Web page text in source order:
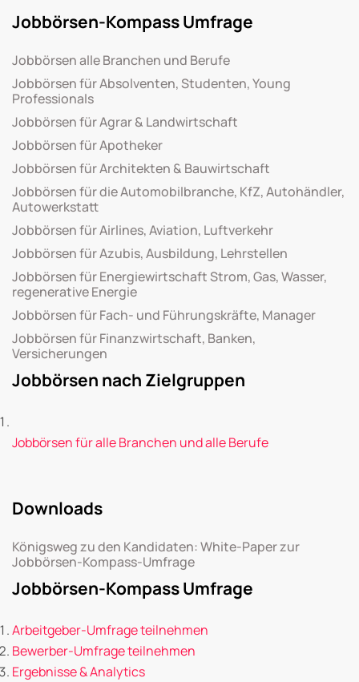
Jobbörsen-Kompass Umfrage
Jobbörsen alle Branchen und Berufe
Jobbörsen für Absolventen, Studenten, Young
Professionals
Jobbörsen für Agrar & Landwirtschaft
Jobbörsen für Apotheker
Jobbörsen für Architekten & Bauwirtschaft
Jobbörsen für die Automobilbranche, KfZ, Autohändler,
Autowerkstatt
Jobbörsen für Airlines, Aviation, Luftverkehr
Jobbörsen für Azubis, Ausbildung, Lehrstellen
Jobbörsen für Energiewirtschaft Strom, Gas, Wasser,
regenerative Energie
Jobbörsen für Fach- und Führungskräfte, Manager
Jobbörsen für Finanzwirtschaft, Banken,
Versicherungen
Jobbörsen nach Zielgruppen
Jobbörsen für alle Branchen und alle Berufe
Downloads
Königsweg zu den Kandidaten: White-Paper zur
Jobbörsen-Kompass-Umfrage
Jobbörsen-Kompass Umfrage
Arbeitgeber-Umfrage teilnehmen
Bewerber-Umfrage teilnehmen
Ergebnisse & Analytics